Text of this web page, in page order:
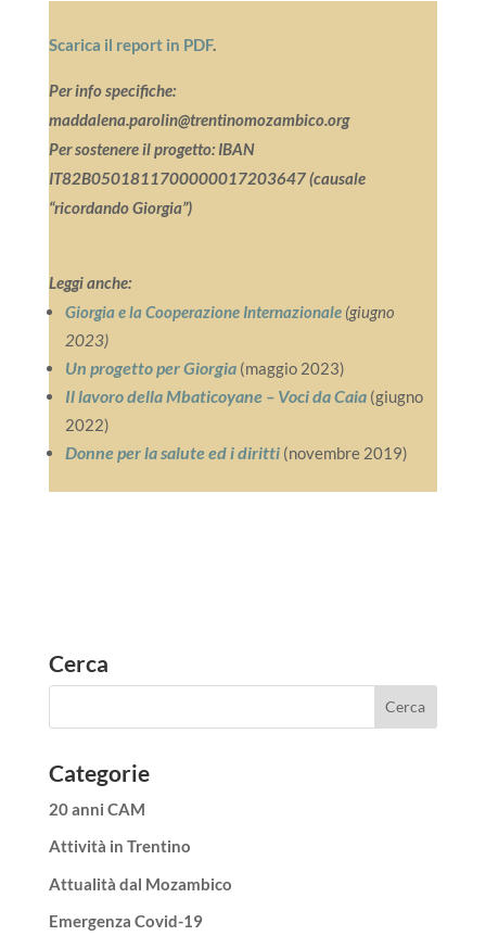
Scarica il report in PDF.
Per info specifiche:
maddalena.parolin@trentinomozambico.org
Per sostenere il progetto: IBAN
IT82B0501811700000017203647(causale
“ricordando Giorgia”)
Leggi anche:
Giorgia e la Cooperazione Internazionale(giugno
2023)
Un progetto per Giorgia(maggio 2023)
Il lavoro della Mbaticoyane – Voci da Caia(giugno
2022)
Donne per la salute ed i diritti(novembre 2019)
Cerca
Categorie
20 anni CAM
Attività in Trentino
Attualità dal Mozambico
Emergenza Covid-19